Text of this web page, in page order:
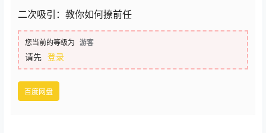
二次吸引：教你如何撩前任
您当前的等级为 游客
请先 登录
百度网盘